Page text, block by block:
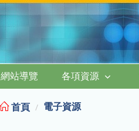
網站導覽 各項資源
首頁 電子資源